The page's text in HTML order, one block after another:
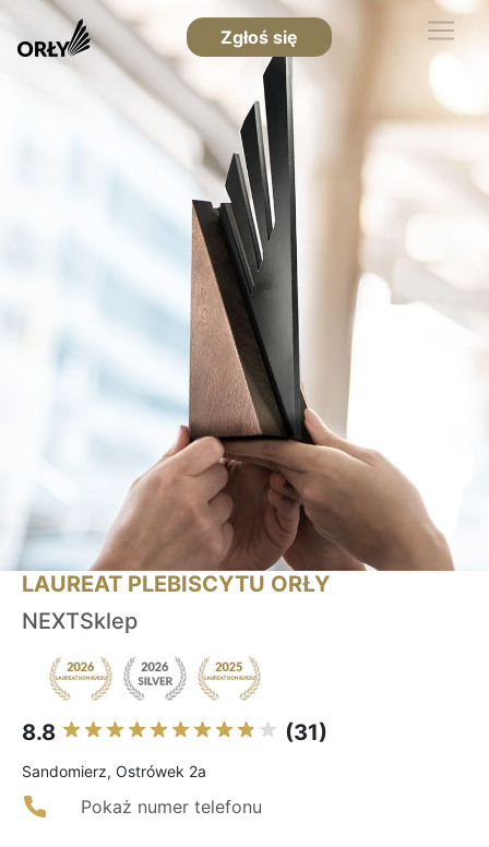
Zgłoś się
LAUREAT PLEBISCYTU ORŁY
NEXTSklep
8.8 (31)
Sandomierz, Ostrówek 2a
Pokaż numer telefonu